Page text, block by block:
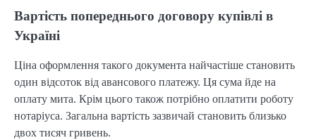
Вартість попереднього договору купівлі в
Україні
Ціна оформлення такого документа найчастіше становить
один відсоток від авансового платежу. Ця сума йде на
оплату мита. Крім цього також потрібно оплатити роботу
нотаріуса. Загальна вартість зазвичай становить близько
двох тисяч гривень.